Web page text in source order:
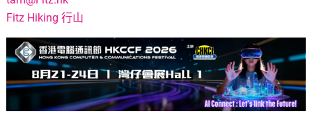
Fitz Hiking 行山